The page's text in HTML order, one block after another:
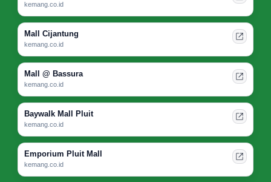
kemang.co.id
Mall Cijantung
kemang.co.id
Mall @ Bassura
kemang.co.id
Baywalk Mall Pluit
kemang.co.id
Emporium Pluit Mall
kemang.co.id